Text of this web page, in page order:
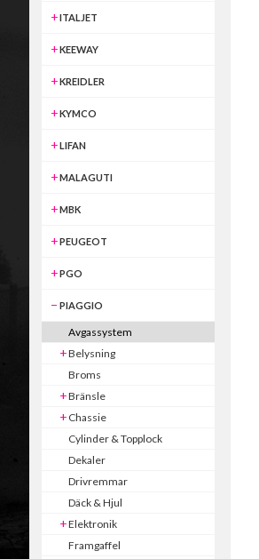
ITALJET
KEEWAY
KREIDLER
KYMCO
LIFAN
MALAGUTI
MBK
PEUGEOT
PGO
PIAGGIO
Avgassystem
Belysning
Broms
Bränsle
Chassie
Cylinder & Topplock
Dekaler
Drivremmar
Däck & Hjul
Elektronik
Framgaffel